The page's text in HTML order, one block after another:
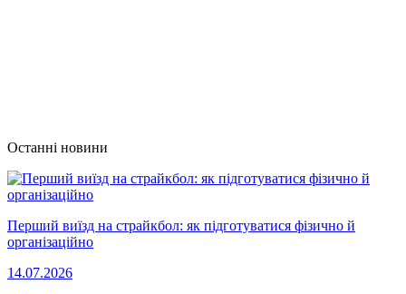
Останні новини
Перший виїзд на страйкбол: як підготуватися фізично й
організаційно
14.07.2026